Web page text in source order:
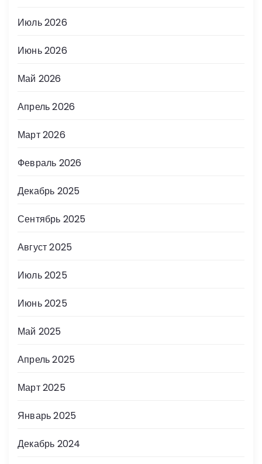
Июль 2026
Июнь 2026
Май 2026
Апрель 2026
Март 2026
Февраль 2026
Декабрь 2025
Сентябрь 2025
Август 2025
Июль 2025
Июнь 2025
Май 2025
Апрель 2025
Март 2025
Январь 2025
Декабрь 2024